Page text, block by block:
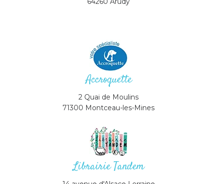
Accroquette
2 Quai de Moulins
71300 Montceau-les-Mines
Librairie Tandem